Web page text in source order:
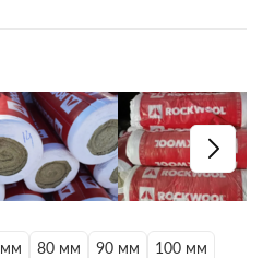
80 мм 90 мм
100 мм